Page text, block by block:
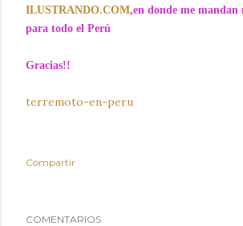
ILUSTRANDO.COM,en donde me mandan
para todo el Perú
Gracias!!
terremoto-en-peru
Compartir
COMENTARIOS